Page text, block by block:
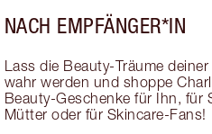
NACH EMPFÄNGER*IN
Lass die Beauty-Träume
wahr werden und shoppe
Beauty-Geschenke für Ihn, für
Mütter oder für Skincare-Fans!